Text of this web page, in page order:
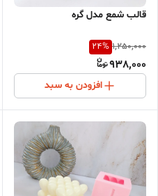
قالب شمع مدل گره
1,250,000
24%
938,000
افزودن به سبد